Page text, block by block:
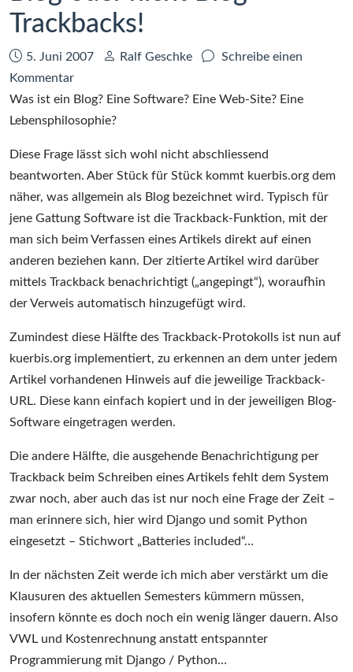
Trackbacks!
Datum:
5. Juni 2007 Autor:
Ralf Geschke
Schreibe einen
Kommentarzu
Blog
oder
Blog
–
Trackbacks!
Was ist ein Blog? Eine Software? Eine Web-Site? Eine
Lebensphilosophie?
Diese Frage lässt sich wohl nicht abschliessend
beantworten. Aber Stück für Stück kommt kuerbis.org dem
näher, was allgemein als Blog bezeichnet wird. Typisch für
jene Gattung Software ist die Trackback-Funktion, mit der
man sich beim Verfassen eines Artikels direkt auf einen
anderen beziehen kann. Der zitierte Artikel wird darüber
mittels Trackback benachrichtigt („angepingt“), woraufhin
der Verweis automatisch hinzugefügt wird.
Zumindest diese Hälfte des Trackback-Protokolls ist nun auf
kuerbis.org implementiert, zu erkennen an dem unter jedem
Artikel vorhandenen Hinweis auf die jeweilige Trackback-
URL. Diese kann einfach kopiert und in der jeweiligen Blog-
Software eingetragen werden.
Die andere Hälfte, die ausgehende Benachrichtigung per
Trackback beim Schreiben eines Artikels fehlt dem System
zwar noch, aber auch das ist nur noch eine Frage der Zeit –
man erinnere sich, hier wird Django und somit Python
eingesetzt – Stichwort „Batteries included“…
In der nächsten Zeit werde ich mich aber verstärkt um die
Klausuren des aktuellen Semesters kümmern müssen,
insofern könnte es doch noch ein wenig länger dauern. Also
VWL und Kostenrechnung anstatt entspannter
Programmierung mit Django / Python…